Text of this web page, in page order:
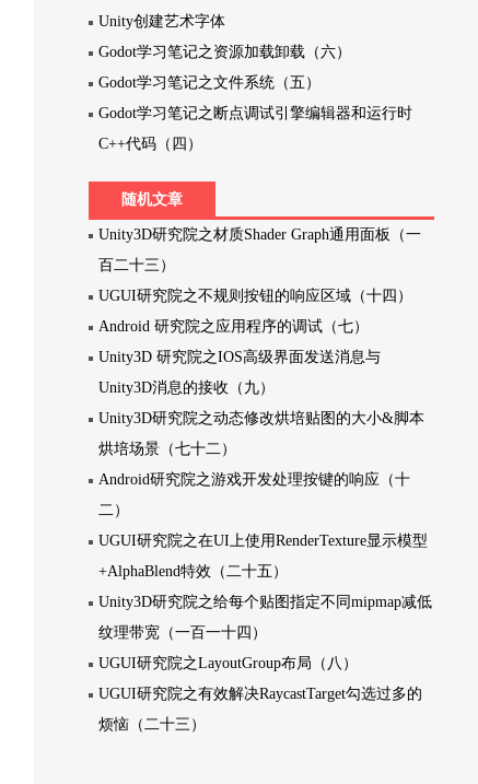
Unity创建艺术字体
Godot学习笔记之资源加载卸载（六）
Godot学习笔记之文件系统（五）
Godot学习笔记之断点调试引擎编辑器和运行时
C++代码（四）
随机文章
Unity3D研究院之材质Shader Graph通用面板（一
百二十三）
UGUI研究院之不规则按钮的响应区域（十四）
Android 研究院之应用程序的调试（七）
Unity3D 研究院之IOS高级界面发送消息与
Unity3D消息的接收（九）
Unity3D研究院之动态修改烘培贴图的大小&脚本
烘培场景（七十二）
Android研究院之游戏开发处理按键的响应（十
二）
UGUI研究院之在UI上使用RenderTexture显示模型
+AlphaBlend特效（二十五）
Unity3D研究院之给每个贴图指定不同mipmap减低
纹理带宽（一百一十四）
UGUI研究院之LayoutGroup布局（八）
UGUI研究院之有效解决RaycastTarget勾选过多的
烦恼（二十三）